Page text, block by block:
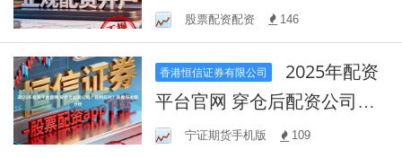
蛇年投资更顺畅，开启财富
增长之旅！
股票配资配资 146
香港恒信证券有限公司
平台官网 穿仓后配资公司：
如何应对？风险与出路分析
宁证期货手机版 109